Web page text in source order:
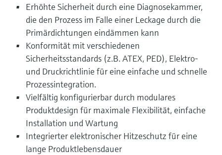
Erhöhte Sicherheit durch eine Diagnosekammer,
die den Prozess im Falle einer Leckage durch die
Primärdichtungen eindämmen kann
Konformität mit verschiedenen
Sicherheitsstandards (z.B. ATEX, PED), Elektro-
und Druckrichtlinie für eine einfache und schnelle
Prozessintegration.
Vielfältig konfigurierbar durch modulares
Produktdesign für maximale Flexibilität, einfache
Installation und Wartung
Integrierter elektronischer Hitzeschutz für eine
lange Produktlebensdauer